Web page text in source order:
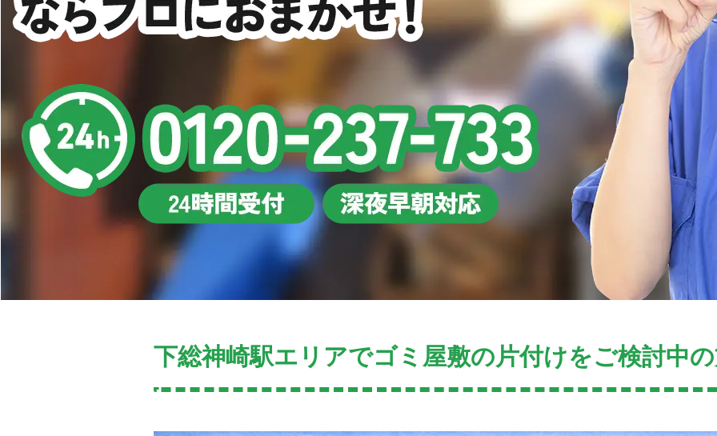
下総神崎駅エリアでゴミ屋敷の片付けをご検討中